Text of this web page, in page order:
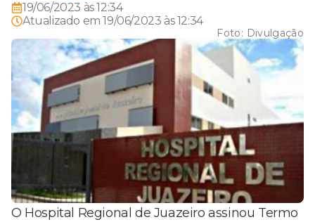
19/06/2023 às 12:34
Atualizado em19/06/2023 às 12:34
Foto: Divulgação
O Hospital Regional de Juazeiro assinou Termo